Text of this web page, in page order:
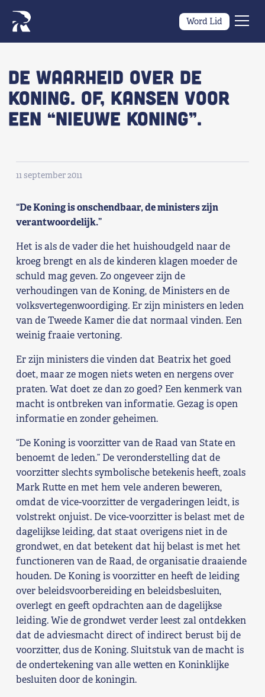
Word Lid
Zoeken
naar:
Wat we willen
Wat we doen
Nieuws
Agenda
Shop
Contact
Word Lid
De waarheid over de
Koning. Of, kansen voor
een “nieuwe koning”.
11 september 2011
“De Koning is onschendbaar, de ministers zijn
verantwoordelijk.”
Het is als de vader die het huishoudgeld naar de
kroeg brengt en als de kinderen klagen moeder de
schuld mag geven. Zo ongeveer zijn de
verhoudingen van de Koning, de Ministers en de
volksvertegenwoordiging. Er zijn ministers en leden
van de Tweede Kamer die dat normaal vinden. Een
weinig fraaie vertoning.
Er zijn ministers die vinden dat Beatrix het goed
doet, maar ze mogen niets weten en nergens over
praten. Wat doet ze dan zo goed? Een kenmerk van
macht is ontbreken van informatie. Gezag is open
informatie en zonder geheimen.
“De Koning is voorzitter van de Raad van State en
benoemt de leden.” De veronderstelling dat de
voorzitter slechts symbolische betekenis heeft, zoals
Mark Rutte en met hem vele anderen beweren,
omdat de vice-voorzitter de vergaderingen leidt, is
volstrekt onjuist. De vice-voorzitter is belast met de
dagelijkse leiding, dat staat overigens niet in de
grondwet, en dat betekent dat hij belast is met het
functioneren van de Raad, de organisatie draaiende
houden. De Koning is voorzitter en heeft de leiding
over beleidsvoorbereiding en beleidsbesluiten,
overlegt en geeft opdrachten aan de dagelijkse
leiding. Wie de grondwet verder leest zal ontdekken
dat de adviesmacht direct of indirect berust bij de
voorzitter, dus de Koning. Sluitstuk van de macht is
de ondertekening van alle wetten en Koninklijke
besluiten door de koningin.